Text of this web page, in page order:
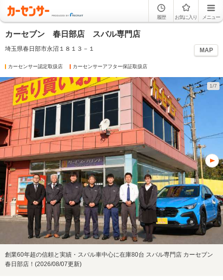
履歴 お気に入り メニュー
カーセブン 春日部店 スバル専門店
埼玉県春日部市永沼１８１３－１ MAP
カーセンサー認定取扱店 カーセンサーアフター保証取扱店
1/7
創業60年超の信頼と実績・スバル車中心に在庫80台 スバル専門店 カーセブン
春日部店！(2026/08/07更新)